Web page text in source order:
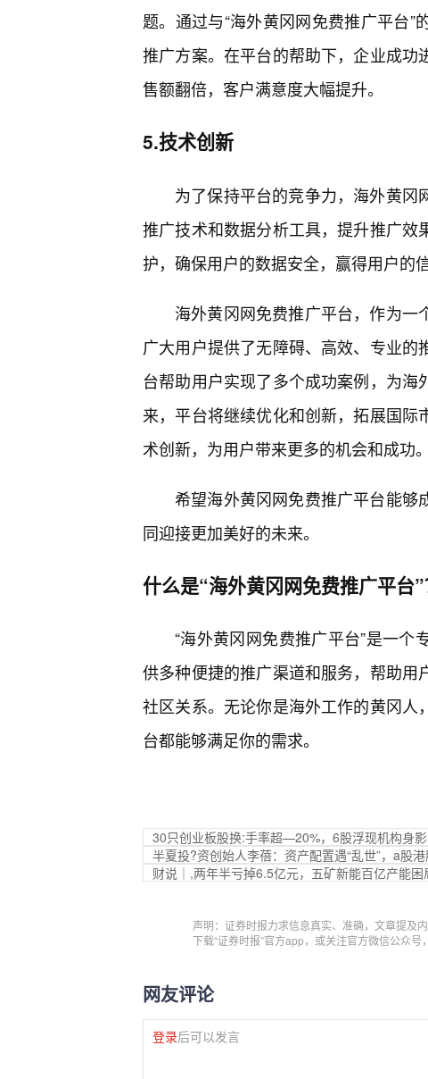
题。通过与“海外黄冈网免费推广平台
推广方案。在平台的帮助下，企业成
售额翻倍，客户满意度大幅提升。
5.技术创新
为了保持平台的竞争力，海外黄
推广技术和数据分析工具，提升推广
护，确保用户的数据安全，赢得用户的
海外黄冈网免费推广平台，作为
广大用户提供了无障碍、高效、专业
台帮助用户实现了多个成功案例，为
来，平台将继续优化和创新，拓展国
术创新，为用户带来更多的机会和成功。
希望海外黄冈网免费推广平台能够
同迎接更加美好的未来。
什么是“海外黄冈网免费推广平台”
“海外黄冈网免费推广平台”是一
供多种便捷的推广渠道和服务，帮助
社区关系。无论你是海外工作的黄冈
台都能够满足你的需求。
30只创业板股换:手率超—20%，6股浮现机构身影
半夏投?资创始人李蓓：资产配置遇“乱世”，a股
财说｜,两年半亏掉6.5亿元，五矿新能百亿产能困
声明：证券时报力求信息真实、准确，文章提及
下载“证券时报”官方app，或关注官方微信公众
网友评论
登录后可以发言